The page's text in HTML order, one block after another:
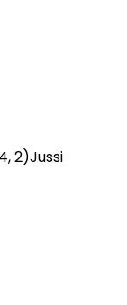
2)Jussi